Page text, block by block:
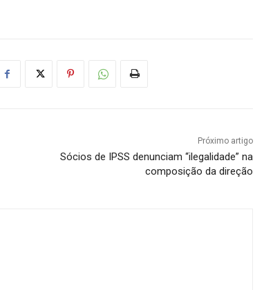
Próximo artigo
Sócios de IPSS denunciam “ilegalidade” na
composição da direção